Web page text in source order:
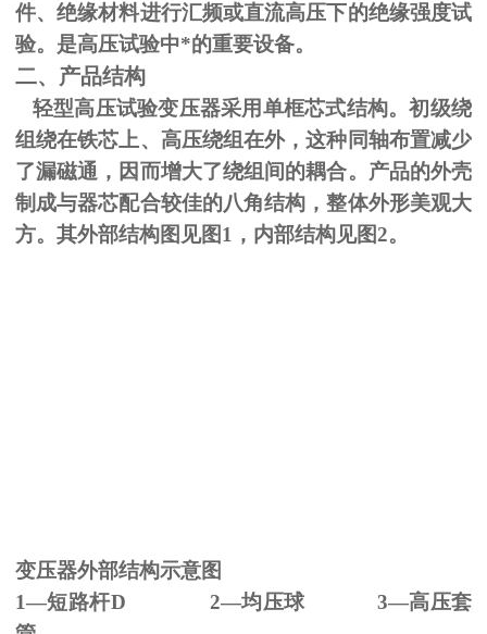
件、绝缘材料进行汇频或直流高压下的绝缘强度试
验。是高压试验中*的重要设备。
二、产品结构
轻型高压试验变压器采用单框芯式结构。初级绕
组绕在铁芯上、高压绕组在外，这种同轴布置减少
了漏磁通，因而增大了绕组间的耦合。产品的外壳
制成与器芯配合较佳的八角结构，整体外形美观大
方。其外部结构图见图1 ，内部结构见图2。
变压器外部结构示意图
1—短路杆D 2—均压球 3—高压套